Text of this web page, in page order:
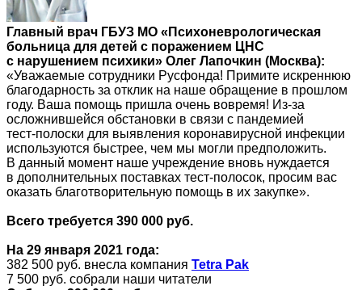
Главный врач ГБУЗ МО «Психоневрологическая
больница для детей с поражением ЦНС
с нарушением психики» Олег Лапочкин (Москва):
«Уважаемые сотрудники Русфонда! Примите искреннюю
благодарность за отклик на наше обращение в прошлом
году. Ваша помощь пришла очень вовремя! Из-за
осложнившейся обстановки в связи с пандемией
тест‑полоски для выявления коронавирусной инфекции
используются быстрее, чем мы могли предположить.
В данный момент наше учреждение вновь нуждается
в дополнительных поставках тест‑полосок, просим вас
оказать благотворительную помощь в их закупке».
Всего требуется 390 000 руб.
На 29 января 2021 года:
382 500 руб. внесла компания Tetra Pak
7 500 руб. собрали наши читатели